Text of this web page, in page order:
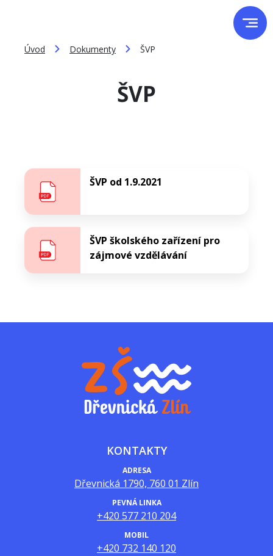
Úvod Dokumenty ŠVP
ŠVP
ŠVP od 1.9.2021
ŠVP školského zařízení pro
zájmové vzdělávání
KONTAKTY
ADRESA
Dřevnická 1790, 760 01 Zlín
PEVNÁ LINKA
+420 577 210 204
MOBIL
+420 732 140 120